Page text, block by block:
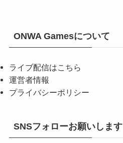
ONWA Gamesについて
ライブ配信はこちら
運営者情報
プライバシーポリシー
SNSフォローお願いします